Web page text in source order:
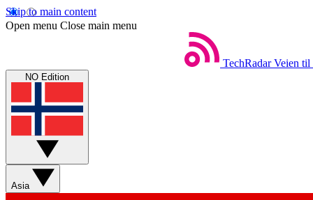
Skip to main content
Open menu Close main menu
TechRadar Veien til
NO Edition
Asia